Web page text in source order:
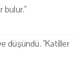
bulur."
düşündü. "Katiller